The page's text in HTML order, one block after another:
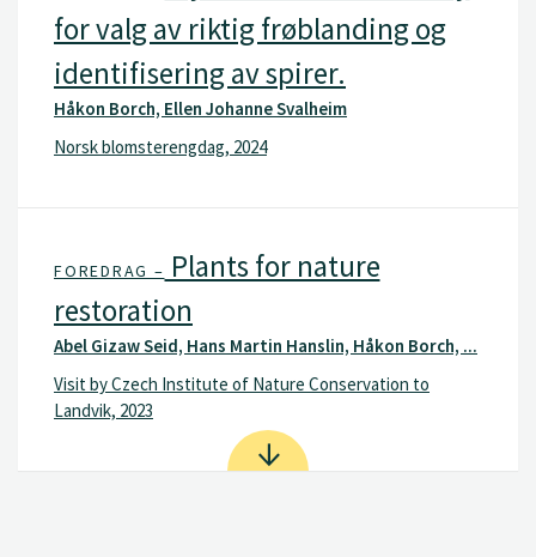
for valg av riktig frøblanding og
identifisering av spirer.
Håkon Borch, Ellen Johanne Svalheim
Norsk blomsterengdag, 2024
FOREDRAG – Plants for nature
restoration
Abel Gizaw Seid, Hans Martin Hanslin, Håkon Borch, ...
Visit by Czech Institute of Nature Conservation to
Landvik, 2023